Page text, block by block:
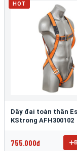
HOT
Dây đai toàn thân
KStrong AFH300102
755.000đ